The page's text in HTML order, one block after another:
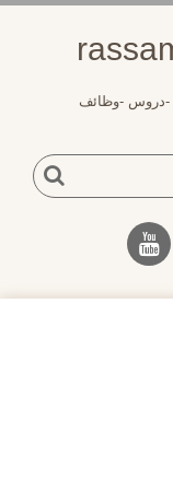
-دروس -وظائف